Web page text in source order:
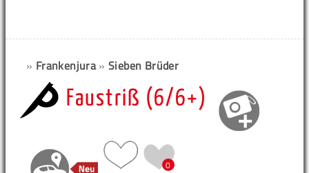
» Frankenjura»Sieben Brüder
Faustriß (6/6+)
0